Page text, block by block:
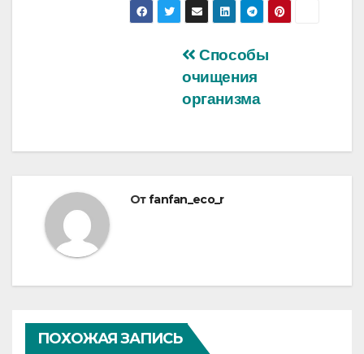
Навигация
Способы
очищения
организма
Отfanfan_eco_r
ПОХОЖАЯ ЗАПИСЬ